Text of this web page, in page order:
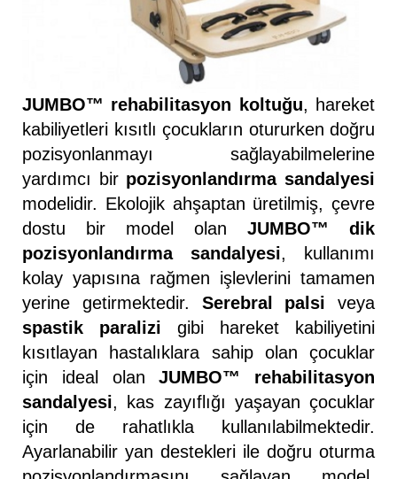
JUMBO™ rehabilitasyon koltuğu, hareket
kabiliyetleri kısıtlı çocukların otururken doğru
pozisyonlanmayı sağlayabilmelerine
yardımcı bir pozisyonlandırma sandalyesi
modelidir. Ekolojik ahşaptan üretilmiş, çevre
dostu bir model olan JUMBO™ dik
pozisyonlandırma sandalyesi, kullanımı
kolay yapısına rağmen işlevlerini tamamen
yerine getirmektedir. Serebral palsi veya
spastik paralizi gibi hareket kabiliyetini
kısıtlayan hastalıklara sahip olan çocuklar
için ideal olanJUMBO™ rehabilitasyon
sandalyesi, kas zayıflığı yaşayan çocuklar
için de rahatlıkla kullanılabilmektedir.
Ayarlanabilir yan destekleri ile doğru oturma